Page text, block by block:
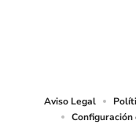
Aviso Legal
Configuración